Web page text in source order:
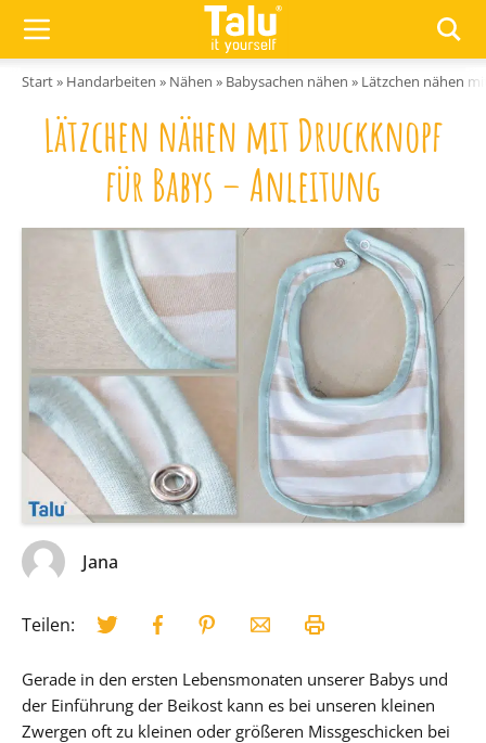
Start» Handarbeiten » Nähen » Babysachen nähen » Lätzchen nähen
Lätzchen nähen mit Druckknopf
für Babys – Anleitung
Jana
Teilen:
Gerade in den ersten Lebensmonaten unserer Babys und
der Einführung der Beikost kann es bei unseren kleinen
Zwergen oft zu kleinen oder größeren Missgeschicken bei